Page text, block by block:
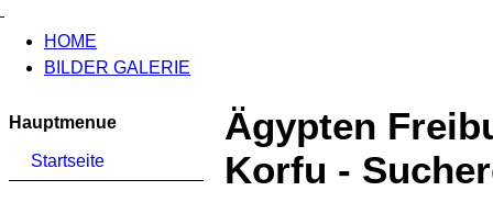
HOME
BILDER GALERIE
Hauptmenue
Startseite
Ägypten
Korfu -